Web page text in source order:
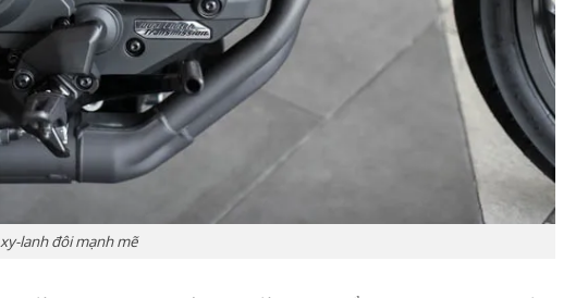
lanh đôi mạnh mẽ